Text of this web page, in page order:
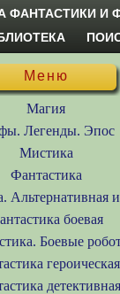
ФАНТАСТИКИ И
Меню
Магия
Легенды. Эпос
Мистика
Фантастика
Альтернативная
боевая
Боевые
героическая
детективная